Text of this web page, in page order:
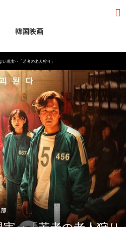
韓国映画
い現実‥「若者の老人狩り」
部